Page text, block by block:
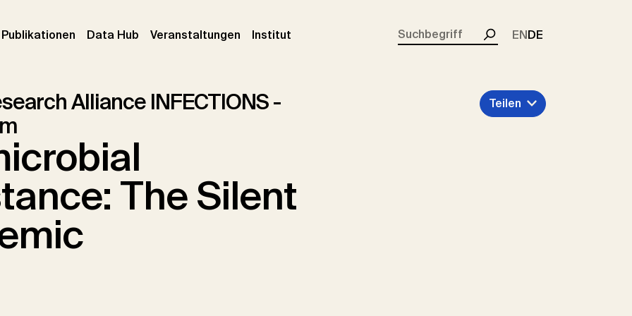
Publikationen (current)
Data Hub Veranstaltungen (current)
Institut
Suchen
ENDE
Alliance INFECTIONS -
The Silent
Teilen